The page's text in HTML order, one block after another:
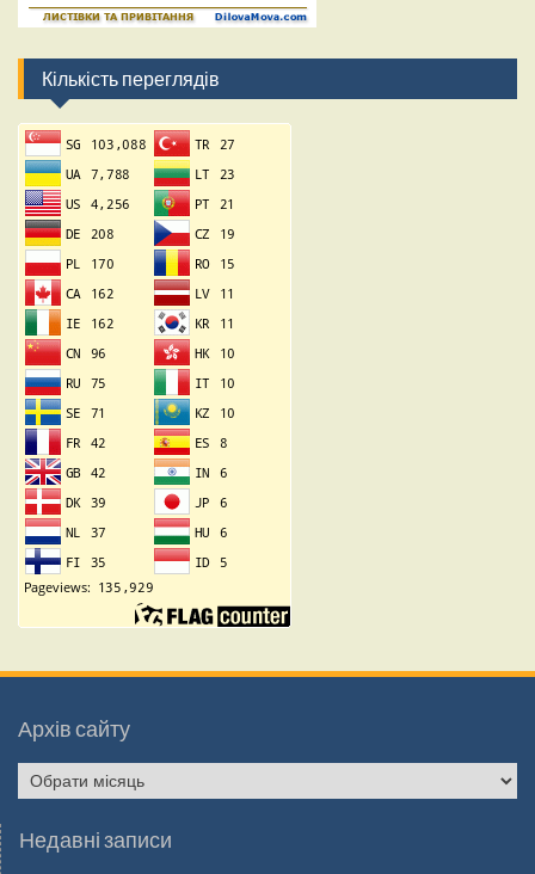
Кількість переглядів
Архів сайту
Архів
сайту
Недавні записи